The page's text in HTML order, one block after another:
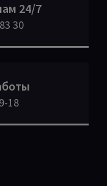
24/7
30
18